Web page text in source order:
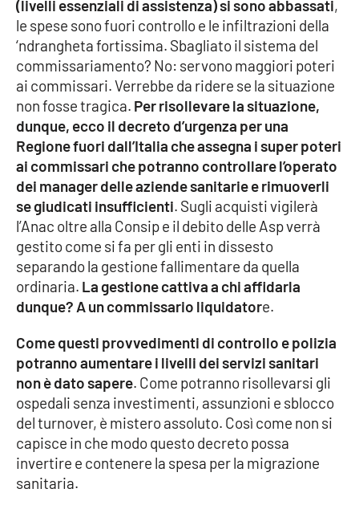
Cosenza
Lamezia Terme
PROGETTI
SPECIALI
Buona Sanità Calabria
LA
CALABRIAVISIONE
Destinazioni
Eventi
Storie
LAC
NETWORK
Lacplay.it
(livelli essenziali di assistenza) si sono abbassati,
le spese sono fuori controllo e le infiltrazioni della
‘ndrangheta fortissima. Sbagliato il sistema del
commissariamento? No: servono maggiori poteri
ai commissari. Verrebbe da ridere se la situazione
non fosse tragica. Per risollevare la situazione,
dunque, ecco il decreto d’urgenza per una
Regione fuori dall’Italia che assegna i super poteri
ai commissari che potranno controllare l’operato
dei manager delle aziende sanitarie e rimuoverli
se giudicati insufficienti. Sugli acquisti vigilerà
l’Anac oltre alla Consip e il debito delle Asp verrà
gestito come si fa per gli enti in dissesto
separando la gestione fallimentare da quella
ordinaria. La gestione cattiva a chi affidarla
dunque? A un commissario liquidatore.
Come questi provvedimenti di controllo e polizia
potranno aumentare i livelli dei servizi sanitari
non è dato sapere. Come potranno risollevarsi gli
ospedali senza investimenti, assunzioni e sblocco
del turnover, è mistero assoluto. Così come non si
capisce in che modo questo decreto possa
invertire e contenere la spesa per la migrazione
sanitaria.